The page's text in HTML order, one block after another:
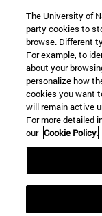
The University of
party cookies to
browse. Different
For example, to
about your
personalize how
cookies you want
will remain active
For more detailed
our Cookie Policy.